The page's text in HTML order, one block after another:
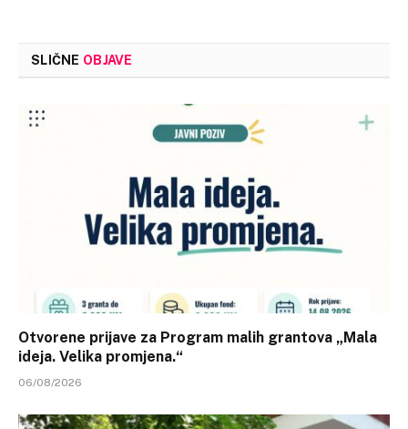
SLIČNE OBJAVE
Otvorene prijave za Program malih grantova „Mala
ideja. Velika promjena.“
06/08/2026